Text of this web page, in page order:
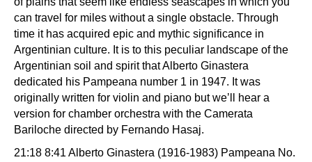
can travel for miles without a single obstacle. Through
time it has acquired epic and mythic significance in
Argentinian culture. It is to this peculiar landscape of the
Argentinian soil and spirit that Alberto Ginastera
dedicated his Pampeana number 1 in 1947. It was
originally written for violin and piano but we’ll hear a
version for chamber orchestra with the Camerata
Bariloche directed by Fernando Hasaj.
21:18 8:41 Alberto Ginastera (1916-1983) Pampeana No.